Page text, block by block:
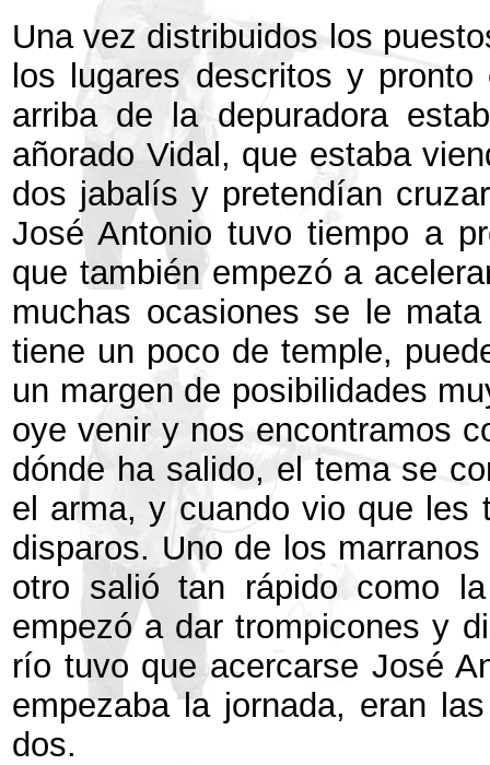
Una vez distribuidos los
los lugares descritos y
arriba de la depuradora
añorado Vidal, que estaba
dos jabalís y pretendían
José Antonio tuvo tiempo a
que también empezó a
muchas ocasiones se le
tiene un poco de temple,
un margen de posibilidades
oye venir y nos encontramos
dónde ha salido, el tema se
el arma, y cuando vio que les
disparos. Uno de los
otro salió tan rápido como
empezó a dar trompicones y
río tuvo que acercarse José
empezaba la jornada, eran
dos.